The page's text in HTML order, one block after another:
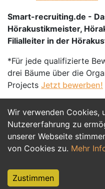
Wir verwenden Cookies,
Nutzererfahrung zu
unserer Webseite
von Cookies zu. Mehr
Zustimmen
Smart-recruiting.de -
Hörakustikmeister,
Filialleiter in der
*Für jede qualifizierte
drei Bäume über die
Projects Jetzt bewerben!
Jetzt